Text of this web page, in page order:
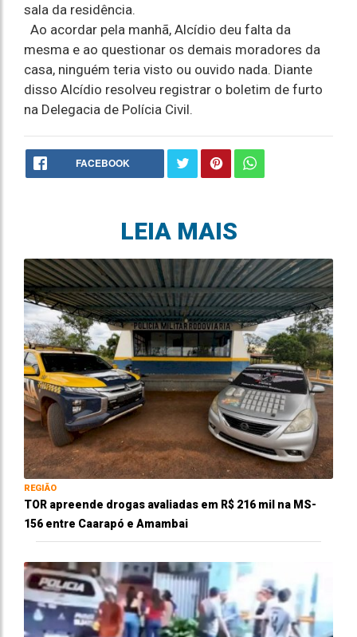
sala da residência.
Ao acordar pela manhã, Alcídio deu falta da
mesma e ao questionar os demais moradores da
casa, ninguém teria visto ou ouvido nada. Diante
disso Alcídio resolveu registrar o boletim de furto
na Delegacia de Polícia Civil.
FACEBOOK
LEIA MAIS
REGIÃO
TOR apreende drogas avaliadas em R$ 216 mil na MS-
156 entre Caarapó e Amambai